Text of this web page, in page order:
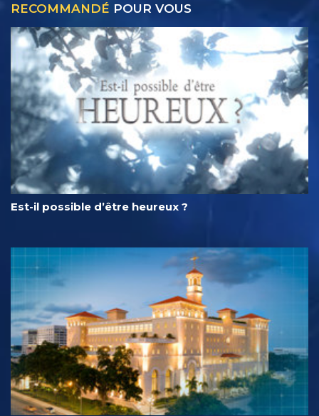
RECOMMANDÉ POUR VOUS
Est-il possible d’être heureux ?